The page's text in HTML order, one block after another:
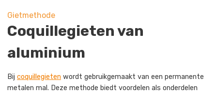
Gietmethode
Coquillegieten van
aluminium
Bij coquillegieten wordt gebruikgemaakt van een permanente
metalen mal. Deze methode biedt voordelen als onderdelen